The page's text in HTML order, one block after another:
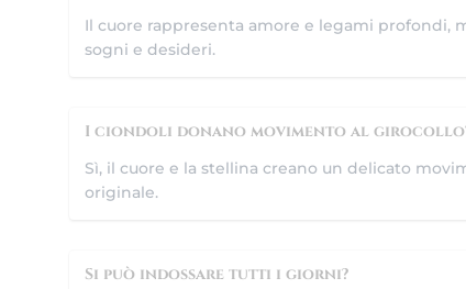
Il cuore rappresenta amore e legami profondi,
sogni e desideri.
I ciondoli donano movimento al
Sì, il cuore e la stellina creano un delicato
originale.
Si può indossare tutti i giorni?